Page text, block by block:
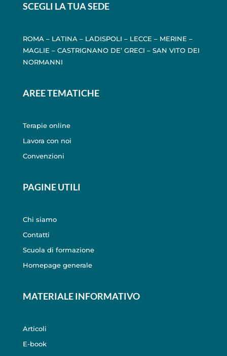
SCEGLI LA TUA SEDE
ROMA– LATINA– LADISPOLI – LECCE – MERINE –
MAGLIE – CASTRIGNANO DE’ GRECI – SAN VITO DEI
NORMANNI
AREE TEMATICHE
Terapie online
Lavora con noi
Convenzioni
PAGINE UTILI
Chi siamo
Contatti
Scuola di formazione
Homepage generale
MATERIALE INFORMATIVO
Articoli
E-book